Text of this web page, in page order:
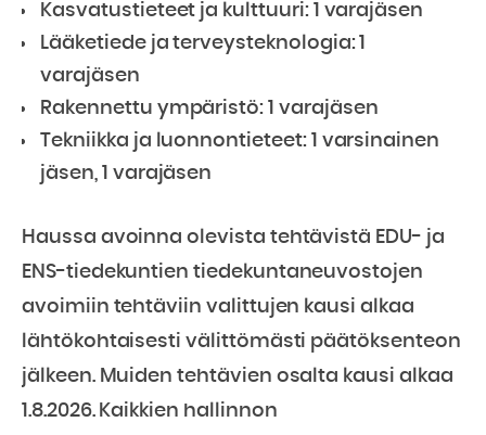
Kasvatustieteet ja kulttuuri: 1 varajäsen
Lääketiede ja terveysteknologia: 1
varajäsen
Rakennettu ympäristö: 1 varajäsen
Tekniikka ja luonnontieteet: 1 varsinainen
jäsen, 1 varajäsen
Haussa avoinna olevista tehtävistä EDU- ja
ENS-tiedekuntien tiedekuntaneuvostojen
avoimiin tehtäviin valittujen kausi alkaa
lähtökohtaisesti välittömästi päätöksenteon
jälkeen. Muiden tehtävien osalta kausi alkaa
1.8.2026. Kaikkien hallinnon